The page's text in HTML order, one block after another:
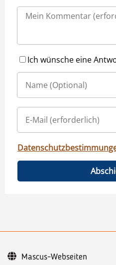
Ich wünsche eine
Mascus-Webseiten